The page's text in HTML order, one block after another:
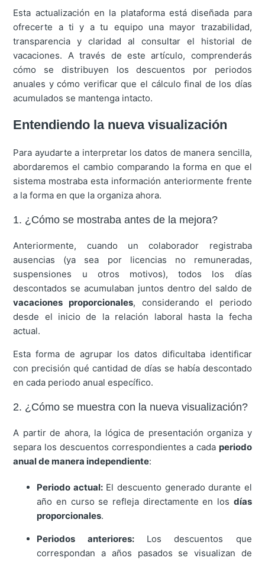
Esta actualización en la plataforma está diseñada para
ofrecerte a ti y a tu equipo una mayor trazabilidad,
transparencia y claridad al consultar el historial de
vacaciones. A través de este artículo, comprenderás
cómo se distribuyen los descuentos por periodos
anuales y cómo verificar que el cálculo final de los días
acumulados se mantenga intacto.
Entendiendo la nueva visualización
Para ayudarte a interpretar los datos de manera sencilla,
abordaremos el cambio comparando la forma en que el
sistema mostraba esta información anteriormente frente
a la forma en que la organiza ahora.
1. ¿Cómo se mostraba antes de la mejora?
Anteriormente, cuando un colaborador registraba
ausencias (ya sea por licencias no remuneradas,
suspensiones u otros motivos), todos los días
descontados se acumulaban juntos dentro del saldo de
vacaciones proporcionales, considerando el periodo
desde el inicio de la relación laboral hasta la fecha
actual.
Esta forma de agrupar los datos dificultaba identificar
con precisión qué cantidad de días se había descontado
en cada periodo anual específico.
2. ¿Cómo se muestra con la nueva visualización?
A partir de ahora, la lógica de presentación organiza y
separa los descuentos correspondientes a cada periodo
anual de manera independiente:
Periodo actual:El descuento generado durante el
año en curso se refleja directamente en los días
proporcionales.
Periodos anteriores:Los descuentos que
correspondan a años pasados se visualizan de